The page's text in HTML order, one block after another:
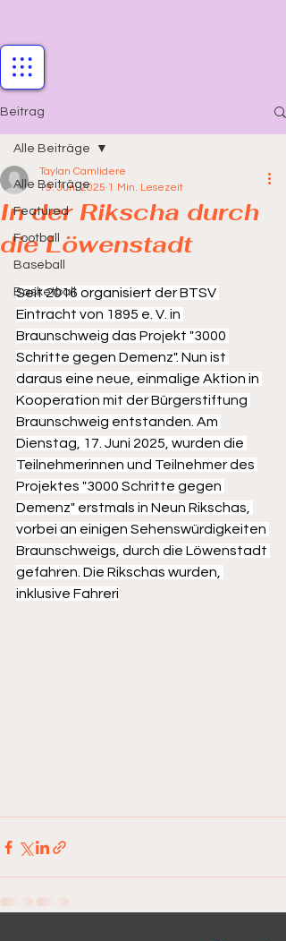
Beitrag
Alle Beiträge
Featured
Football
Baseball
Basketball
Alle Beiträge
In der Rikscha durch
die Löwenstadt
Taylan Camlidere
19. Juni 2025 1 Min. Lesezeit
Seit 2016 organisiert der BTSV
Eintracht von 1895 e. V. in
Braunschweig das Projekt "3000
Schritte gegen Demenz". Nun ist
daraus eine neue, einmalige Aktion in
Kooperation mit der Bürgerstiftung
Braunschweig entstanden. Am
Dienstag, 17. Juni 2025, wurden die
Teilnehmerinnen und Teilnehmer des
Projektes "3000 Schritte gegen
Demenz" erstmals in Neun Rikschas,
vorbei an einigen Sehenswürdigkeiten
Braunschweigs, durch die Löwenstadt
gefahren. Die Rikschas wurden,
inklusive Fahreri